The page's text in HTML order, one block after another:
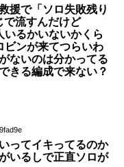
援で「ソロ失敗残り
で流すんだけど
いるかいないかくら
ビンが来てつらいわ
ないのは分かってる
きる編成で来ない？
ってイキってるのか
いるしで正直ソロが